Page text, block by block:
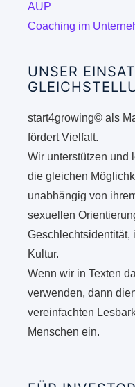
AUP
Coaching im
UNSER
start4growing© als
fördert Vielfalt.
Wir unterstützen und
die gleichen
unabhängig von
sexuellen
Geschlechtsidentität,
Kultur.
Wenn wir in Texten
verwenden, dann
vereinfachten
Menschen ein.